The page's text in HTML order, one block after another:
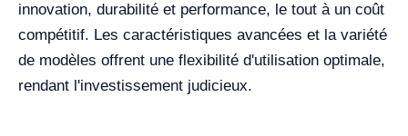
innovation, durabilité et performance, le tout à un coût
compétitif. Les caractéristiques avancées et la variété
de modèles offrent une flexibilité d'utilisation optimale,
rendant l'investissement judicieux.